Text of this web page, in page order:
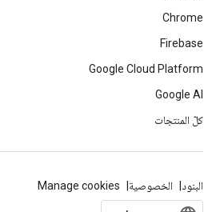
Chrome
Firebase
Google Cloud Platform
Google AI
كلّ المنتجات
البنود الخصوصية Manage cookies